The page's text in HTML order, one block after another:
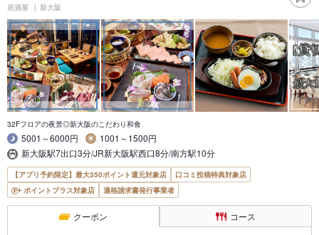
居酒屋 新大阪
32Fフロアの夜景◎新大阪のこだわり和食
5001～6000円
1001～1500円
新大阪駅7出口3分/JR新大阪駅西口8分/南方駅10分
【アプリ予約限定】最大350ポイント還元対象店
口コミ投稿特典対象店
ポイントプラス対象店
適格請求書発行事業者
クーポン コース